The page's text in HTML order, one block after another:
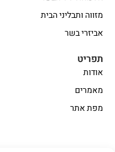
מזווה ותבליני הבית
אביזרי בשר
תפריט
אודות
מאמרים
מפת אתר